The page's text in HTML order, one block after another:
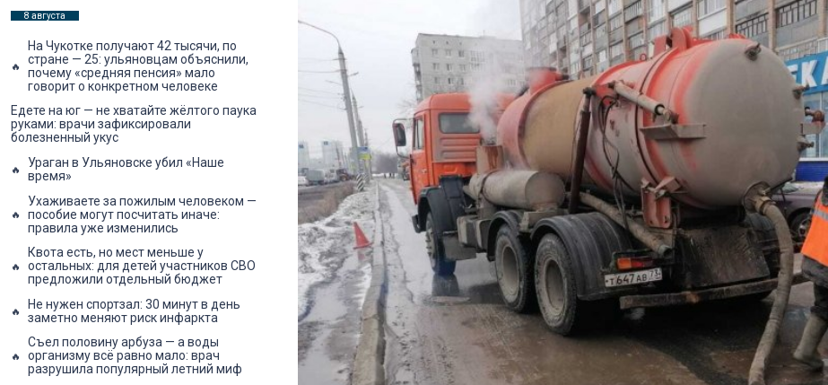
8 августа
На Чукотке получают 42 тысячи, по
стране — 25: ульяновцам объяснили,
почему «средняя пенсия» мало
говорит о конкретном человеке
Едете на юг — не хватайте жёлтого паука
руками: врачи зафиксировали
болезненный укус
Ураган в Ульяновске убил «Наше
время»
Ухаживаете за пожилым человеком —
пособие могут посчитать иначе:
правила уже изменились
Квота есть, но мест меньше у
остальных: для детей участников СВО
предложили отдельный бюджет
Не нужен спортзал: 30 минут в день
заметно меняют риск инфаркта
Съел половину арбуза — а воды
организму всё равно мало: врач
разрушила популярный летний миф